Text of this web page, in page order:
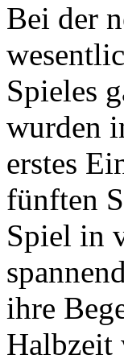
Bei der
Spieles
wurden
erstes
fünften
Spiel in
ihre
Halbzeit